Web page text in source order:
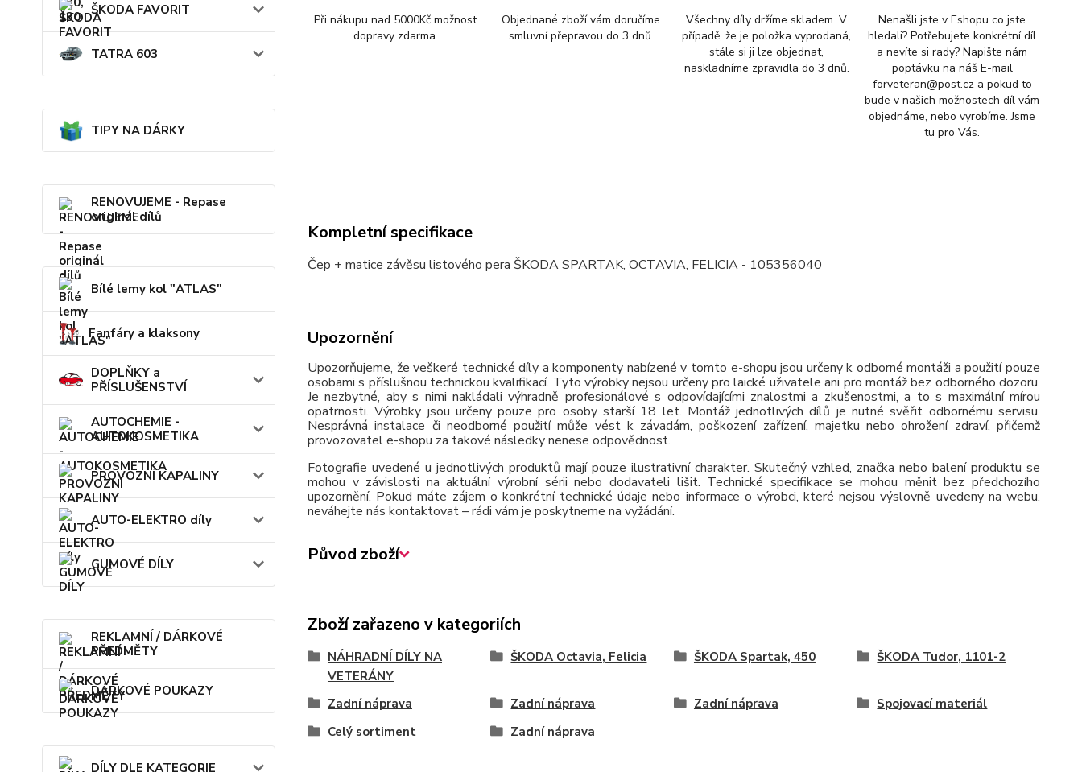
ŠKODA FAVORIT
TATRA 603
TIPY NA DÁRKY
RENOVUJEME - Repase
originál dílů
Bílé lemy kol "ATLAS"
Fanfáry a klaksony
DOPLŇKY a
PŘÍSLUŠENSTVÍ
AUTOCHEMIE -
AUTOKOSMETIKA
PROVOZNÍ KAPALINY
AUTO-ELEKTRO díly
GUMOVÉ DÍLY
REKLAMNÍ / DÁRKOVÉ
PŘEDMĚTY
DÁRKOVÉ POUKAZY
DÍLY DLE KATEGORIE
Při nákupu nad 5000Kč možnost
dopravy zdarma.
Objednané zboží vám doručíme
smluvní přepravou do 3 dnů.
Všechny díly držíme skladem. V
případě, že je položka vyprodaná,
stále si ji lze objednat,
naskladníme zpravidla do 3 dnů.
Nenašli jste v Eshopu co jste
hledali? Potřebujete konkrétní díl
a nevíte si rady? Napište nám
poptávku na náš E-mail
forveteran@post.cz a pokud to
bude v našich možnostech díl vám
objednáme, nebo vyrobíme. Jsme
tu pro Vás.
Kompletní specifikace
Čep + matice závěsu listového pera ŠKODA SPARTAK, OCTAVIA, FELICIA - 105356040
Upozornění
Upozorňujeme, že veškeré technické díly a komponenty nabízené v tomto e-shopu jsou určeny k odborné montáži a použití pouze
osobami s příslušnou technickou kvalifikací. Tyto výrobky nejsou určeny pro laické uživatele ani pro montáž bez odborného dozoru.
Je nezbytné, aby s nimi nakládali výhradně profesionálové s odpovídajícími znalostmi a zkušenostmi, a to s maximální mírou
opatrnosti. Výrobky jsou určeny pouze pro osoby starší 18 let. Montáž jednotlivých dílů je nutné svěřit odbornému servisu.
Nesprávná instalace či neodborné použití může vést k závadám, poškození zařízení, majetku nebo ohrožení zdraví, přičemž
provozovatel e-shopu za takové následky nenese odpovědnost.
Fotografie uvedené u jednotlivých produktů mají pouze ilustrativní charakter. Skutečný vzhled, značka nebo balení produktu se
mohou v závislosti na aktuální výrobní sérii nebo dodavateli lišit. Technické specifikace se mohou měnit bez předchozího
upozornění. Pokud máte zájem o konkrétní technické údaje nebo informace o výrobci, které nejsou výslovně uvedeny na webu,
neváhejte nás kontaktovat – rádi vám je poskytneme na vyžádání.
Původ zboží
Zboží zařazeno v kategoriích
NÁHRADNÍ DÍLY NA
VETERÁNY
ŠKODA Octavia, Felicia ŠKODA Spartak, 450 ŠKODA Tudor, 1101-2
Zadní náprava Zadní náprava Zadní náprava
Spojovací materiál
Celý sortiment
Zadní náprava